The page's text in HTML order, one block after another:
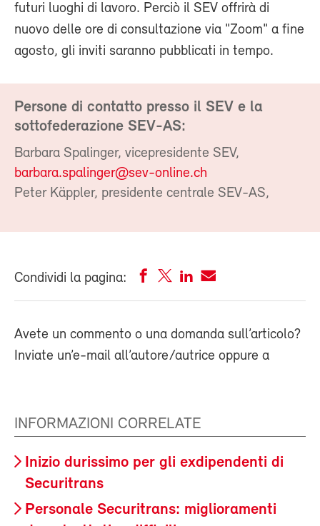
futuri luoghi di lavoro. Perciò il SEV offrirà di
nuovo delle ore di consultazione via "Zoom" a fine
agosto, gli inviti saranno pubblicati in tempo.
Persone di contatto presso il SEV e la
sottofederazione SEV-AS:
Barbara Spalinger, vicepresidente SEV,
barbara.spalinger@sev-online.ch
Peter Käppler, presidente centrale SEV-AS,
Condividi la pagina:
Avete un commento o una domanda sull’articolo?
Inviate un’e-mail all’autore/autrice oppure a
INFORMAZIONI CORRELATE
Inizio durissimo per gli exdipendenti di
Securitrans
Personale Securitrans: miglioramenti